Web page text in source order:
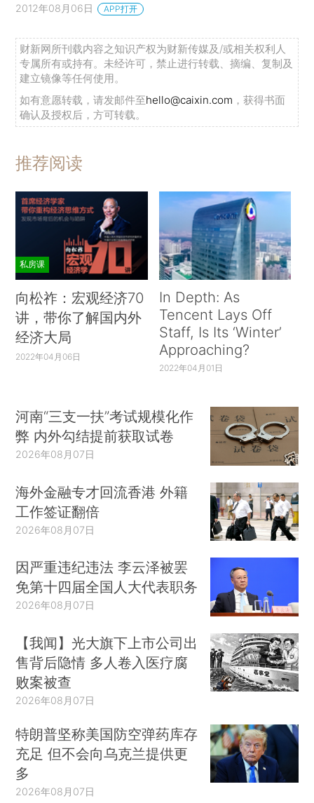
2012年08月06日 APP打开
财新网所刊载内容之知识产权为财新传媒及/或相关权利人
专属所有或持有。未经许可，禁止进行转载、摘编、复制及
建立镜像等任何使用。
如有意愿转载，请发邮件至hello@caixin.com ，获得书面
确认及授权后，方可转载。
推荐阅读
私房课
向松祚：宏观经济70
讲，带你了解国内外
经济大局
2022年04月06日
In Depth: As
Tencent Lays Off
Staff, Is Its ‘Winter’
Approaching?
2022年04月01日
河南“三支一扶”考试规模化作
弊 内外勾结提前获取试卷
2026年08月07日
海外金融专才回流香港 外籍
工作签证翻倍
2026年08月07日
因严重违纪违法 李云泽被罢
免第十四届全国人大代表职务
2026年08月07日
【我闻】光大旗下上市公司出
售背后隐情 多人卷入医疗腐
败案被查
2026年08月07日
特朗普坚称美国防空弹药库存
充足 但不会向乌克兰提供更
多
2026年08月07日